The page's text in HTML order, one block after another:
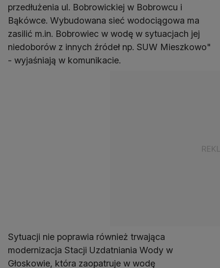
przedłużenia ul. Bobrowickiej w Bobrowcu i
Bąkówce. Wybudowana sieć wodociągowa ma
zasilić m.in. Bobrowiec w wodę w sytuacjach jej
niedoborów z innych źródeł np. SUW Mieszkowo"
- wyjaśniają w komunikacie.
Sytuacji nie poprawia również trwająca
modernizacja Stacji Uzdatniania Wody w
Głoskowie, która zaopatruje w wodę